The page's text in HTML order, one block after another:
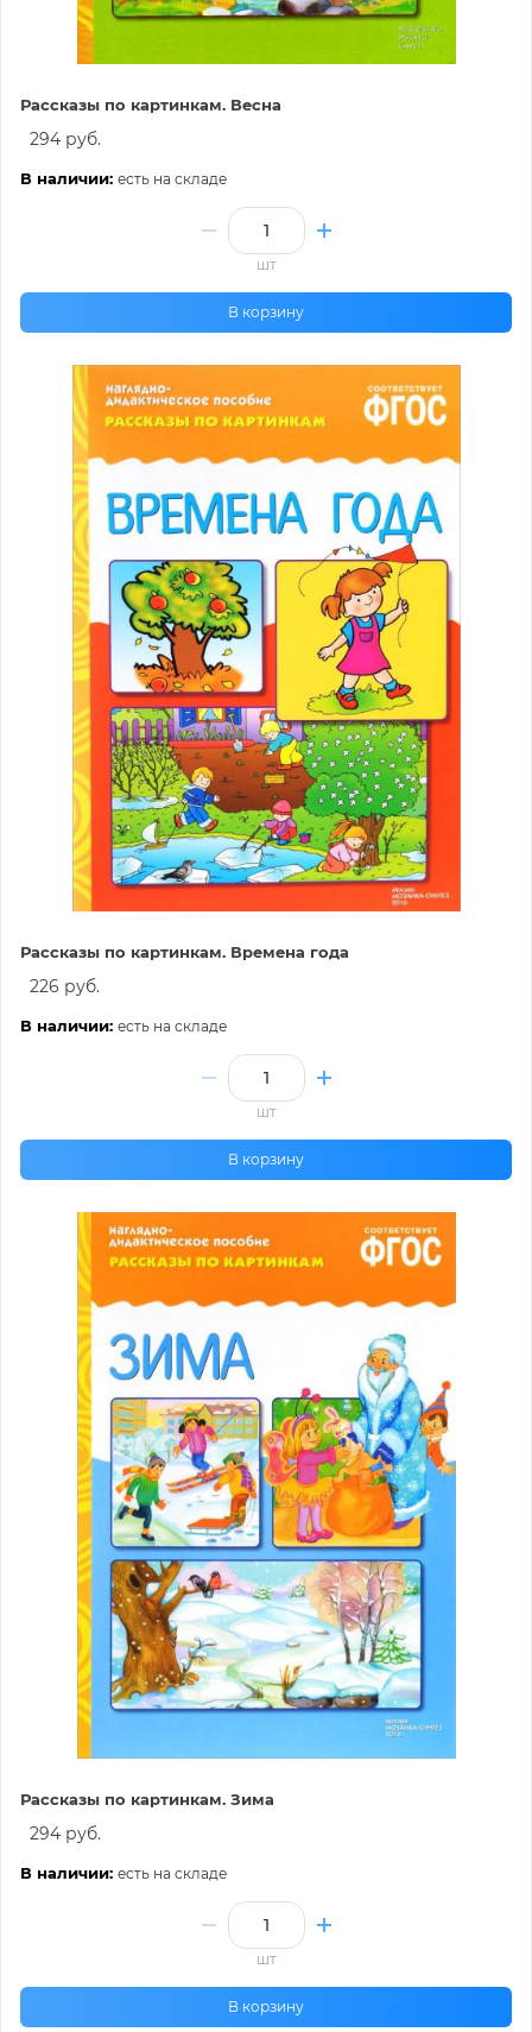
Рассказы по картинкам. Весна
294 руб.
В наличии: есть на складе
шт
В корзину
Рассказы по картинкам. Времена года
226 руб.
В наличии: есть на складе
шт
В корзину
Рассказы по картинкам. Зима
294 руб.
В наличии: есть на складе
шт
В корзину